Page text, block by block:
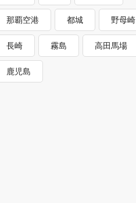
那覇空港 都城 野母崎
長崎 霧島 高田馬場
鹿児島